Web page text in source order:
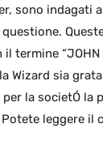
sono indagati
termine “JOHN
Wizard sia
la societÓ la
leggere il